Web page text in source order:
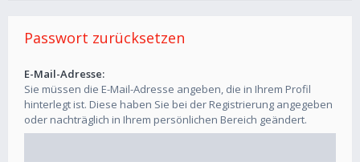
Passwort zurücksetzen
E-Mail-Adresse:
Sie müssen die E-Mail-Adresse angeben, die in Ihrem Profil
hinterlegt ist. Diese haben Sie bei der Registrierung angegeben
oder nachträglich in Ihrem persönlichen Bereich geändert.